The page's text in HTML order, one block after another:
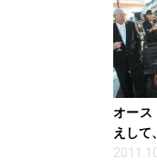
オース
えして